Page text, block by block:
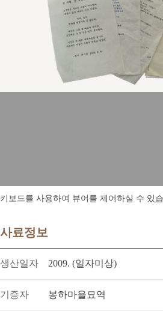
키보드를 사용하여 뷰어를 제어하실 수 있
사료정보
생산일자 2009. (일자미상)
기증자 봉하마을묘역